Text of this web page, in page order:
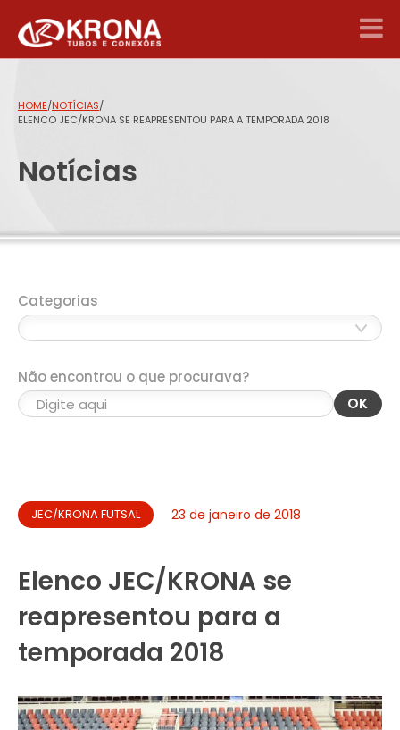
HOME/NOTÍCIAS/
ELENCO JEC/KRONA SE REAPRESENTOU PARA A TEMPORADA 2018
Notícias
Categorias
Não encontrou o que procurava?
OK
JEC/KRONA FUTSAL 23 de janeiro de 2018
Elenco JEC/KRONA se
reapresentou para a
temporada 2018